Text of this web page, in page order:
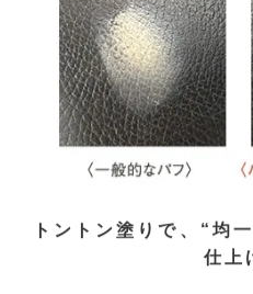
トントン塗りで、“均
仕上